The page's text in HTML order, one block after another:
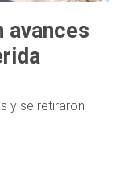
avances
y se retiraron